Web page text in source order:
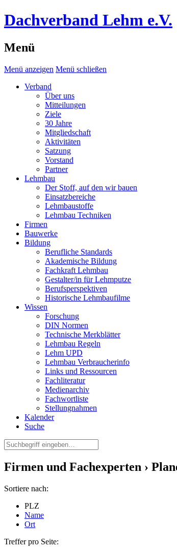
Dachverband Lehm e.V.
Menü
Menü anzeigen Menü schließen
Verband
Über uns
Mitteilungen
Ziele
30 Jahre
Mitgliedschaft
Aktivitäten
Satzung
Vorstand
Partner
Lehmbau
Der Stoff, auf den wir bauen
Einsatzbereiche
Lehmbaustoffe
Lehmbau Techniken
Firmen
Bauwerke
Bildung
Berufliche Standards
Akademische Bildung
Fachkraft Lehmbau
Gestalter/in für Lehmputze
Berufsperspektiven
Historische Lehmbaufilme
Wissen
Forschung
DIN Normen
Technische Merkblätter
Lehmbau Regeln
Lehm UPD
Lehmbau Verbraucherinfo
Links und Ressourcen
Fachliteratur
Medienarchiv
Fachwortliste
Stellungnahmen
Kalender
Suche
Firmen und Fachexperten ›
Sortiere nach:
PLZ
Name
Ort
Treffer pro Seite: